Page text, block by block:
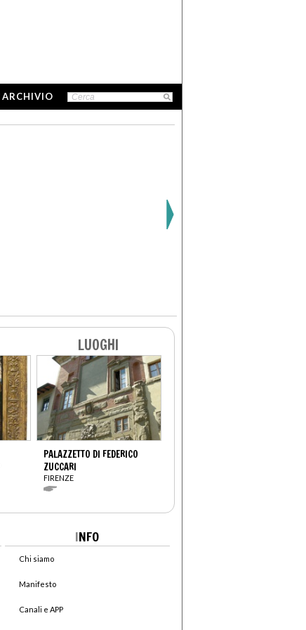
ARCHIVIO
LUOGHI
PALAZZETTO DI FEDERICO
ZUCCARI
FIRENZE
INFO
Chi siamo
Manifesto
Canali e APP